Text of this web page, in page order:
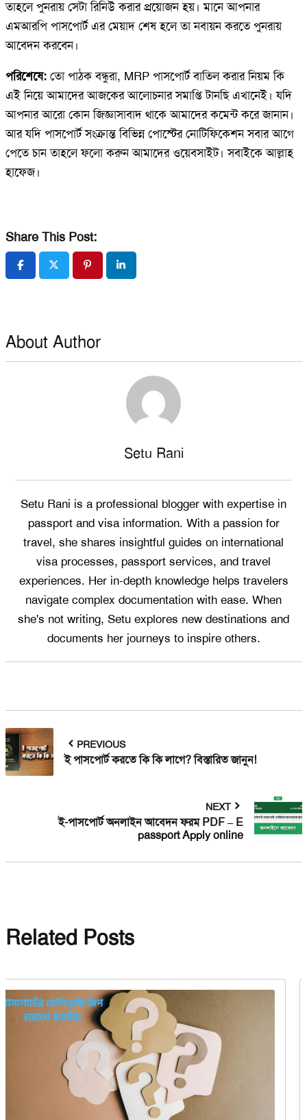
তাহলে পুনরায় সেটা রিনিউ করার প্রয়োজন হয়। মানে আপনার
এমআরপি পাসপোর্ট এর মেয়াদ শেষ হলে তা নবায়ন করতে পুনরায়
আবেদন করবেন।
পরিশেষে: তো পাঠক বন্ধুরা, MRP পাসপোর্ট বাতিল করার নিয়ম কি
এই নিয়ে আমাদের আজকের আলোচনার সমাপ্তি টানছি এখানেই। যদি
আপনার আরো কোন জিজ্ঞাসাবাদ থাকে আমাদের কমেন্ট করে জানান।
আর যদি পাসপোর্ট সংক্রান্ত বিভিন্ন পোস্টের নোটিফিকেশন সবার আগে
পেতে চান তাহলে ফলো করুন আমাদের ওয়েবসাইট। সবাইকে আল্লাহ
হাফেজ।
Share This Post:
About Author
Setu Rani
Setu Rani is a professional blogger with expertise in
passport and visa information. With a passion for
travel, she shares insightful guides on international
visa processes, passport services, and travel
experiences. Her in-depth knowledge helps travelers
navigate complex documentation with ease. When
she's not writing, Setu explores new destinations and
documents her journeys to inspire others.
PREVIOUS
ই পাসপোর্ট করতে কি কি লাগে? বিস্তারিত জানুন!
NEXT
ই-পাসপোর্ট অনলাইন আবেদন ফরম PDF – E
passport Apply online
Related Posts